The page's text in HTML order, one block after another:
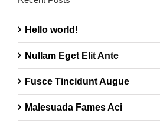
Hello world!
Nullam Eget Elit Ante
Fusce Tincidunt Augue
Malesuada Fames Aci